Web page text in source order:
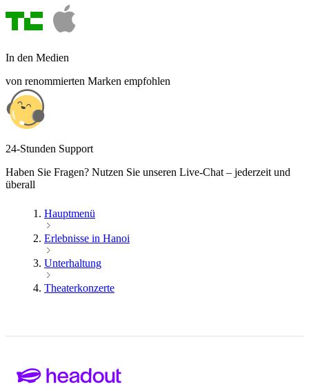
In den Medien
von renommierten Marken empfohlen
24-Stunden Support
Haben Sie Fragen? Nutzen Sie unseren Live-Chat – jederzeit und
überall
Hauptmenü
Erlebnisse in Hanoi
Unterhaltung
Theaterkonzerte